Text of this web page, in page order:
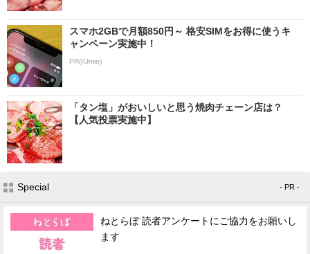
スマホ2GBで月額850円～ 格安SIMをお得に使うキ
ャンペーン実施中！
PR(IIJmio)
「タン塩」がおいしいと思う焼肉チェーン店は？
【人気投票実施中】
Special - PR -
ねとらぼ 読者アンケートにご協力をお願いし
ます